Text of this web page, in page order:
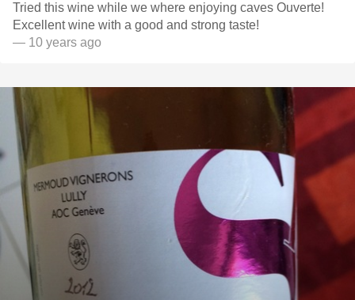
Tried this wine while we where enjoying caves Ouverte!
Excellent wine with a good and strong taste!
— 10 years ago